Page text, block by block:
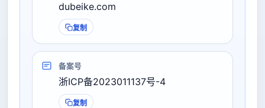
dubeike.com
复制
备案号
浙ICP备2023011137号-4
复制